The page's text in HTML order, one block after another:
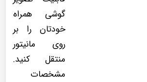
گوشی همراه
خودتان را بر
روی مانیتور
منتقل کنید.
مشخصات